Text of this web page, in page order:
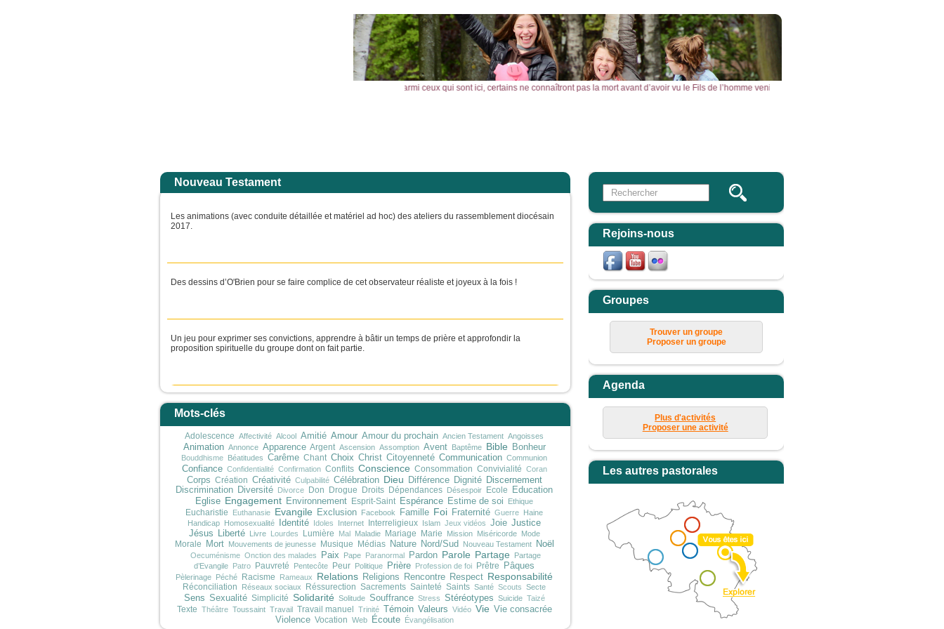
dans la gloire de son Père ; alors il rendra à chacun selon sa conduite. Amen, je vous le dis : parmi ceux qui sont ici, certains ne connaîtront pas la mort avant d’avoir vu le Fils de l’homme venir dans son Règne. » – Acclamons la
Nouveau Testament
Les animations (avec conduite détaillée et matériel ad hoc) des ateliers du rassemblement diocésain
2017.
Des dessins d’O'Brien pour se faire complice de cet observateur réaliste et joyeux à la fois !
Un jeu pour exprimer ses convictions, apprendre à bâtir un temps de prière et approfondir la
proposition spirituelle du groupe dont on fait partie.
Mots-clés
Adolescence Affectivité Alcool Amitié Amour Amour du prochain Ancien Testament Angoisses
Animation Annonce Apparence Argent Ascension Assomption Avent Baptême Bible Bonheur
Bouddhisme Béatitudes Carême Chant Choix Christ Citoyenneté Communication Communion
Confiance Confidentialité Confirmation Conflits Conscience Consommation Convivialité Coran
Corps Création Créativité Culpabilité Célébration Dieu Différence Dignité Discernement
Discrimination Diversité Divorce Don Drogue Droits Dépendances Désespoir Ecole Education
Eglise Engagement Environnement Esprit-Saint Espérance Estime de soi Ethique
Eucharistie Euthanasie Evangile Exclusion Facebook Famille Foi Fraternité Guerre Haine
Handicap Homosexualité Identité Idoles Internet Interreligieux Islam Jeux vidéos Joie Justice
Jésus Liberté Livre Lourdes Lumière Mal Maladie Mariage Marie Mission Miséricorde Mode
Morale Mort Mouvements de jeunesse Musique Médias Nature Nord/Sud Nouveau Testament Noël
Oecuménisme Onction des malades Paix Pape Paranormal Pardon Parole Partage
Partage
d’Evangile Patro Pauvreté Pentecôte Peur Politique Prière Profession de foi Prêtre Pâques
Pèlerinage Péché Racisme Rameaux Relations Religions Rencontre Respect Responsabilité
Réconciliation Réseaux sociaux Réssurection Sacrements Sainteté Saints Santé Scouts Secte
Sens Sexualité Simplicité Solidarité Solitude Souffrance Stress Stéréotypes Suicide Taizé
Texte Théâtre Toussaint Travail Travail manuel Trinité Témoin Valeurs Vidéo Vie Vie consacrée
Violence Vocation Web Écoute Évangélisation
Formulaire de recherche
Rejoins-nous
Groupes
Trouver un groupe
Proposer un groupe
Agenda
Plus d'activités
Proposer une activité
Les autres pastorales